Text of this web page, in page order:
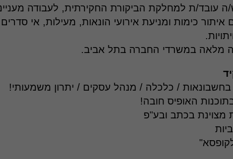
ה עובד/ת למחלקת הביקורת החקירתית, לעבודה
איתור כימות ומניעת אירועי הונאות, מעילות, אי
מלאה במשרדי החברה בתל אביב.
האופיס חובה!
מצוינת בכתב ובע"פ